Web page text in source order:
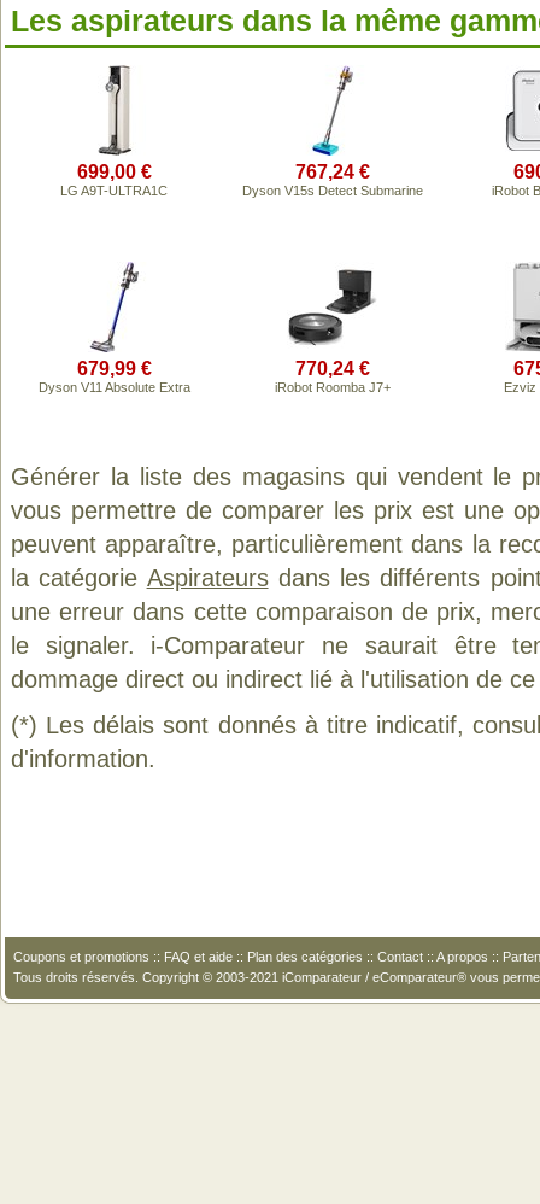
Les aspirateurs dans la même
699,00 €
LG A9T-ULTRA1C
767,24 €
Dyson V15s Detect Submarine iRobot
679,99 €
Dyson V11 Absolute Extra
770,24 €
iRobot Roomba J7+ Ezviz
Générer la liste des magasins qui vendent le
vous permettre de comparer les prix est une
peuvent apparaître, particulièrement dans la
la catégorie Aspirateursdans les différents
une erreur dans cette comparaison de prix,
le signaler. i-Comparateur ne saurait être
dommage direct ou indirect lié à l'utilisation de
(*) Les délais sont donnés à titre indicatif,
d'information.
Coupons et promotions :: FAQ et aide :: Plan des catégories :: Contact :: A propos ::
Tous droits réservés. Copyright © 2003-2021 iComparateur / eComparateur® vous